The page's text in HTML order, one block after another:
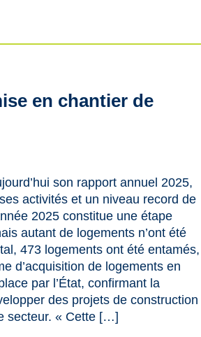
en chantier de
son rapport annuel 2025,
activités et un niveau record de
2025 constitue une étape
autant de logements n’ont été
473 logements ont été entamés,
d’acquisition de logements en
par l’État, confirmant la
des projets de construction
secteur. « Cette […]